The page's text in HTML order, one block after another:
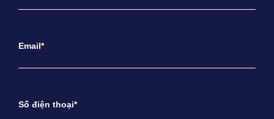
Email*
Số điện thoại*